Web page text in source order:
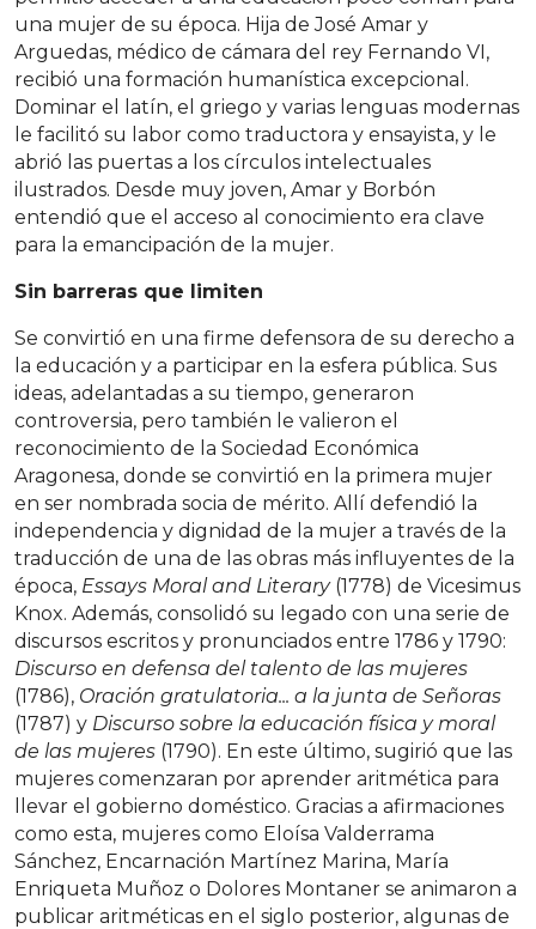
una mujer de su época. Hija de José Amar y
Arguedas, médico de cámara del rey Fernando VI,
recibió una formación humanística excepcional.
Dominar el latín, el griego y varias lenguas modernas
le facilitó su labor como traductora y ensayista, y le
abrió las puertas a los círculos intelectuales
ilustrados. Desde muy joven, Amar y Borbón
entendió que el acceso al conocimiento era clave
para la emancipación de la mujer.
Sin barreras que limiten
Se convirtió en una firme defensora de su derecho a
la educación y a participar en la esfera pública. Sus
ideas, adelantadas a su tiempo, generaron
controversia, pero también le valieron el
reconocimiento de la Sociedad Económica
Aragonesa, donde se convirtió en la primera mujer
en ser nombrada socia de mérito. Allí defendió la
independencia y dignidad de la mujer a través de la
traducción de una de las obras más influyentes de la
época, Essays Moral and Literary(1778) de Vicesimus
Knox. Además, consolidó su legado con una serie de
discursos escritos y pronunciados entre 1786 y 1790:
Discurso en defensa del talento de las mujeres
(1786), Oración gratulatoria... a la junta de Señoras
(1787) y Discurso sobre la educación física y moral
de las mujeres (1790). En este último, sugirió que las
mujeres comenzaran por aprender aritmética para
llevar el gobierno doméstico. Gracias a afirmaciones
como esta, mujeres como Eloísa Valderrama
Sánchez, Encarnación Martínez Marina, María
Enriqueta Muñoz o Dolores Montaner se animaron a
publicar aritméticas en el siglo posterior, algunas de